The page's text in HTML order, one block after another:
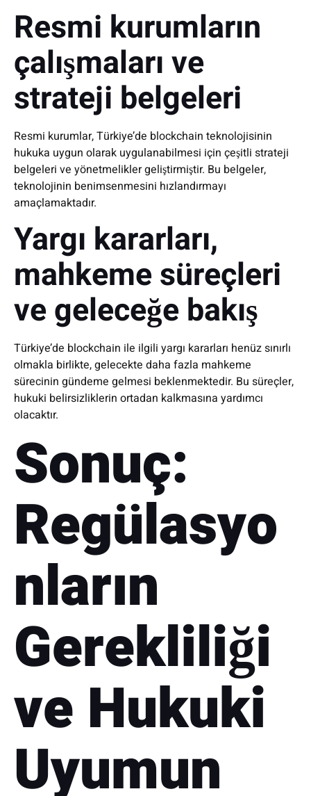
Resmi kurumların
çalışmaları ve
strateji belgeleri
Resmi kurumlar, Türkiye’de blockchain teknolojisinin
hukuka uygun olarak uygulanabilmesi için çeşitli strateji
belgeleri ve yönetmelikler geliştirmiştir. Bu belgeler,
teknolojinin benimsenmesini hızlandırmayı
amaçlamaktadır.
Yargı kararları,
mahkeme süreçleri
ve geleceğe bakış
Türkiye’de blockchain ile ilgili yargı kararları henüz sınırlı
olmakla birlikte, gelecekte daha fazla mahkeme
sürecinin gündeme gelmesi beklenmektedir. Bu süreçler,
hukuki belirsizliklerin ortadan kalkmasına yardımcı
olacaktır.
Sonuç:
Regülasyo
nların
Gerekliliği
ve Hukuki
Uyumun